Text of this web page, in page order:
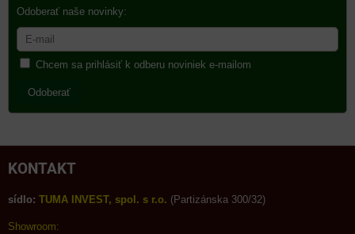
Odoberať naše novinky:
Chcem sa prihlásiť k odberu noviniek e-mailom
Odoberať
KONTAKT
sídlo: TUMA INVEST, spol. s r.o. (Partizánska 300/32)
Showroom: